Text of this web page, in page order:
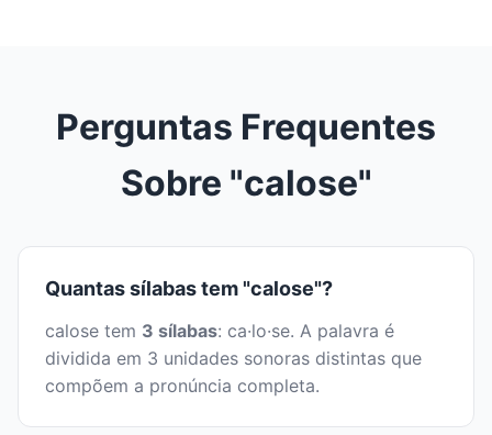
Perguntas Frequentes
Sobre "calose"
Quantas sílabas tem "calose"?
calose tem 3 sílabas: ca·lo·se. A palavra é
dividida em 3 unidades sonoras distintas que
compõem a pronúncia completa.